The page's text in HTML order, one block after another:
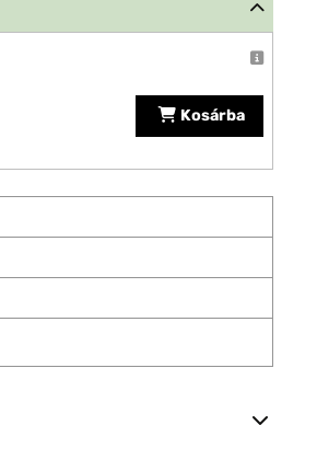
Kosárba